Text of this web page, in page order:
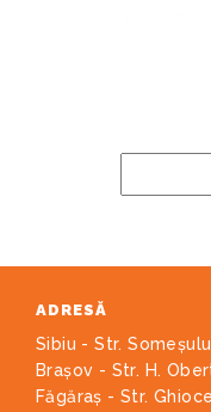
ADRESĂ
Sibiu - Str.
Brașov - Str. H.
Făgăraș - Str.